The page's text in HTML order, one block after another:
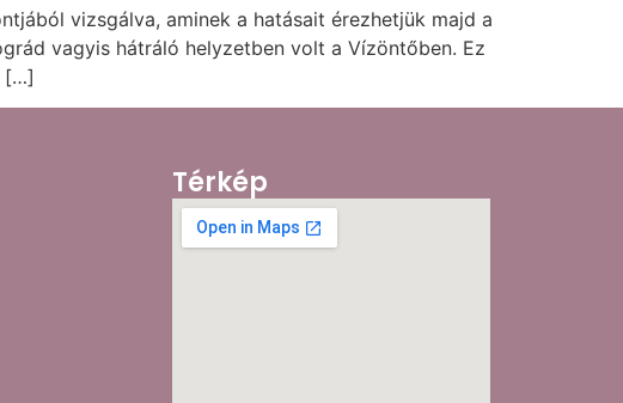
vizsgálva, aminek a hatásait érezhetjük majd a
vagyis hátráló helyzetben volt a Vízöntőben. Ez
[…]
Térkép